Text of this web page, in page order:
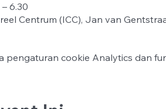
6.30
Centrum (ICC), Jan van
pengaturan cookie Analytics dan